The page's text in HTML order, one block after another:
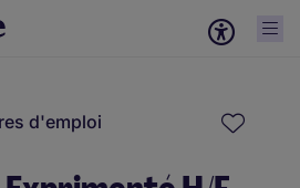
d'emploi